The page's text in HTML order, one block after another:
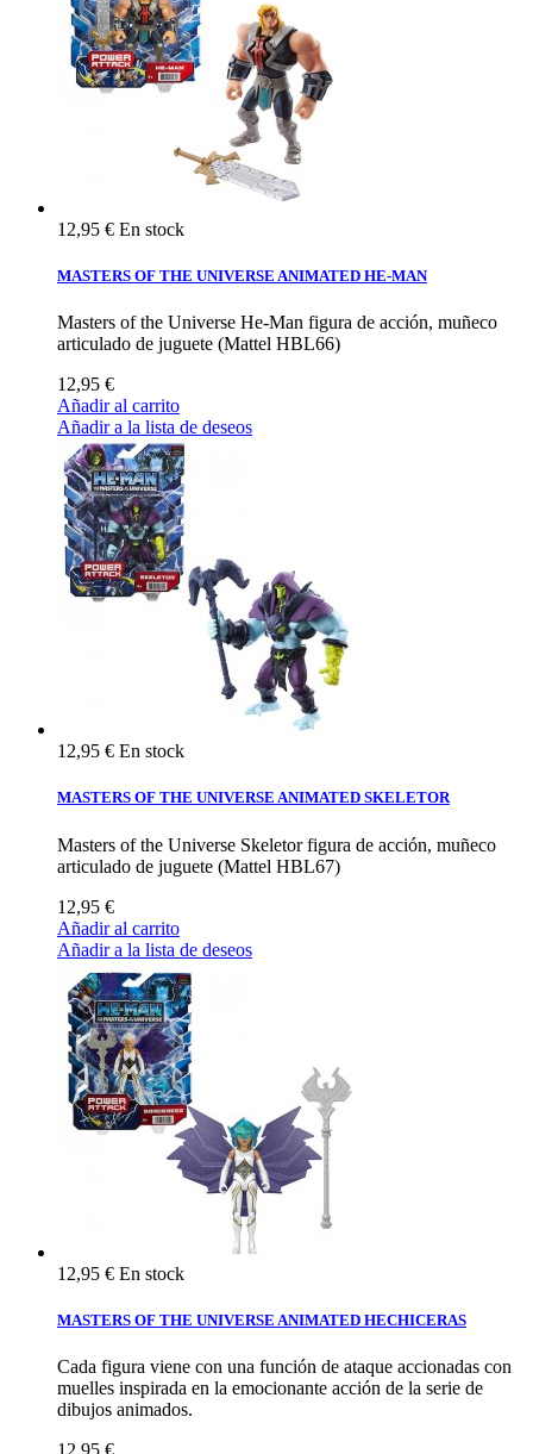
12,95 € En stock
MASTERS OF THE UNIVERSE ANIMATED HE-MAN
Masters of the Universe He-Man figura de acción, muñeco
articulado de juguete (Mattel HBL66)
12,95 €
Añadir al carrito
Añadir a la lista de deseos
12,95 € En stock
MASTERS OF THE UNIVERSE ANIMATED SKELETOR
Masters of the Universe Skeletor figura de acción, muñeco
articulado de juguete (Mattel HBL67)
12,95 €
Añadir al carrito
Añadir a la lista de deseos
12,95 € En stock
MASTERS OF THE UNIVERSE ANIMATED HECHICERAS
Cada figura viene con una función de ataque accionadas con
muelles inspirada en la emocionante acción de la serie de
dibujos animados.
12,95 €